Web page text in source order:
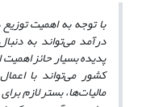
با توجه به اهمیت توزیع
درآمد می‌تواند به
پدیده بسیار حائز اهمیت
کشور می‌تواند با
مالیات‌ها، بستر لازم